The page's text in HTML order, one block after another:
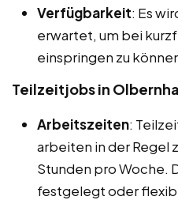
Verfügbarkeit: Es
erwartet, um bei
einspringen zu
Teilzeitjobs in
Arbeitszeiten:
arbeiten in der Regel
Stunden pro Woche.
festgelegt oder